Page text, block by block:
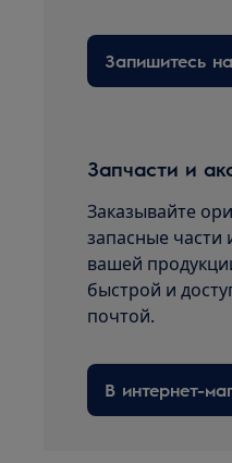
Запчасти и
Заказывайте
запасные части
вашей
быстрой и
почтой.
В интернет-